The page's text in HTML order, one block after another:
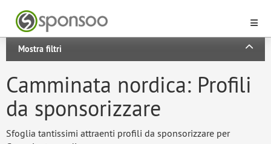
Mostra filtri
Camminata nordica: Profili
da sponsorizzare
Sfoglia tantissimi attraenti profili da sponsorizzare per